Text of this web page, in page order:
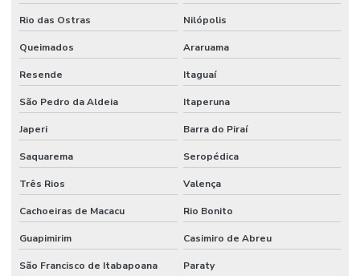
Rio das Ostras Nilópolis
Queimados Araruama
Resende Itaguaí
São Pedro da Aldeia Itaperuna
Japeri Barra do Piraí
Saquarema Seropédica
Três Rios Valença
Cachoeiras de Macacu Rio Bonito
Guapimirim Casimiro de Abreu
São Francisco de Itabapoana Paraty